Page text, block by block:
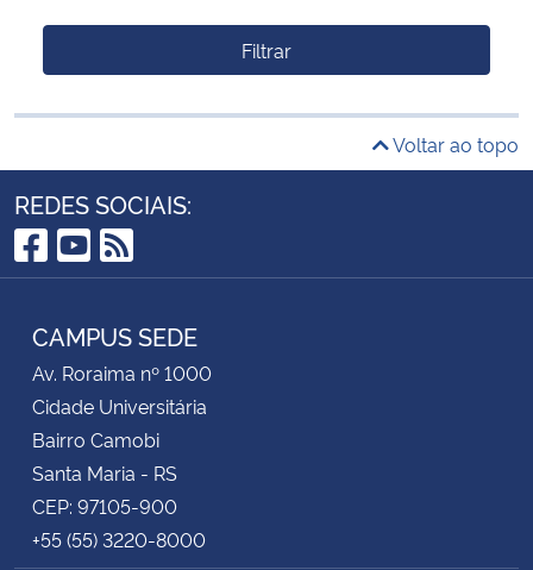
Filtrar
Voltar ao topo
REDES SOCIAIS:
Facebook
YouTube
RSS
CAMPUS SEDE
Av. Roraima nº 1000
Cidade Universitária
Bairro Camobi
Santa Maria - RS
CEP: 97105-900
+55 (55) 3220-8000